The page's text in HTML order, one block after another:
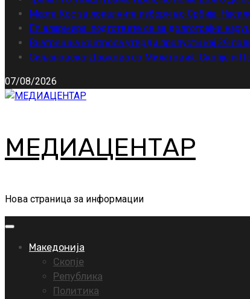
Марта Кос за локалните избори во Србија:
ЕУ алармира: подгответе се за долготрајни
Внатрешна контрола утврди пропусти кај 39
Сиљановска-Давкова со Милатовиќ: Скопје и
07/08/2026
МЕДИАЦЕНТАР
Нова страница за информации
Primary
Македонија
Скопје
Република
Политика